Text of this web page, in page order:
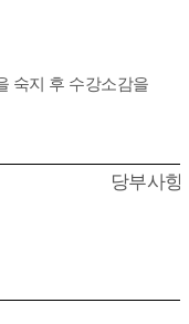
숙지 후 수강소감을
당부사